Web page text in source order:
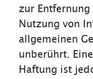
zur
Nutzung von
allgemeinen
unberührt.
Haftung ist